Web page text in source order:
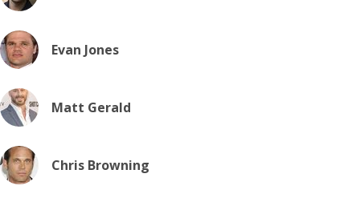
Evan Jones
Matt Gerald
Chris Browning